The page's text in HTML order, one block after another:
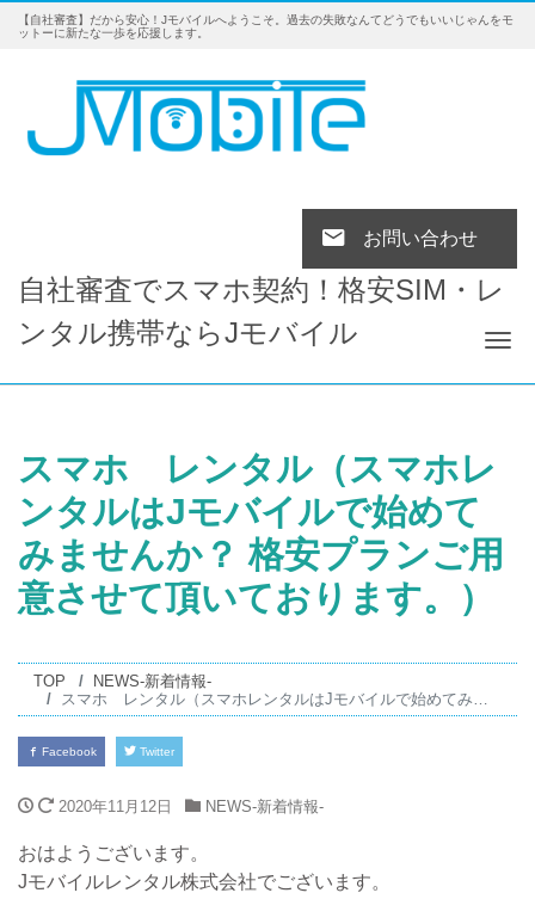
【自社審査】だから安心！Jモバイルへようこそ。過去の失敗なんてどうでもいいじゃんをモ
ットーに新たな一歩を応援します。
お問い合わせ
自社審査でスマホ契約！格安SIM・レ
ンタル携帯ならJモバイル
スマホ レンタル（スマホレ
ンタルはJモバイルで始めて
みませんか？ 格安プランご用
意させて頂いております。）
TOP
NEWS-新着情報-
スマホ レンタル（スマホレンタルはJモバイルで始めてみませんか？ 格安プランご用意させて頂いております。）
Facebook Twitter
2020年11月12日 NEWS-新着情報-
おはようございます。
Jモバイルレンタル株式会社でございます。